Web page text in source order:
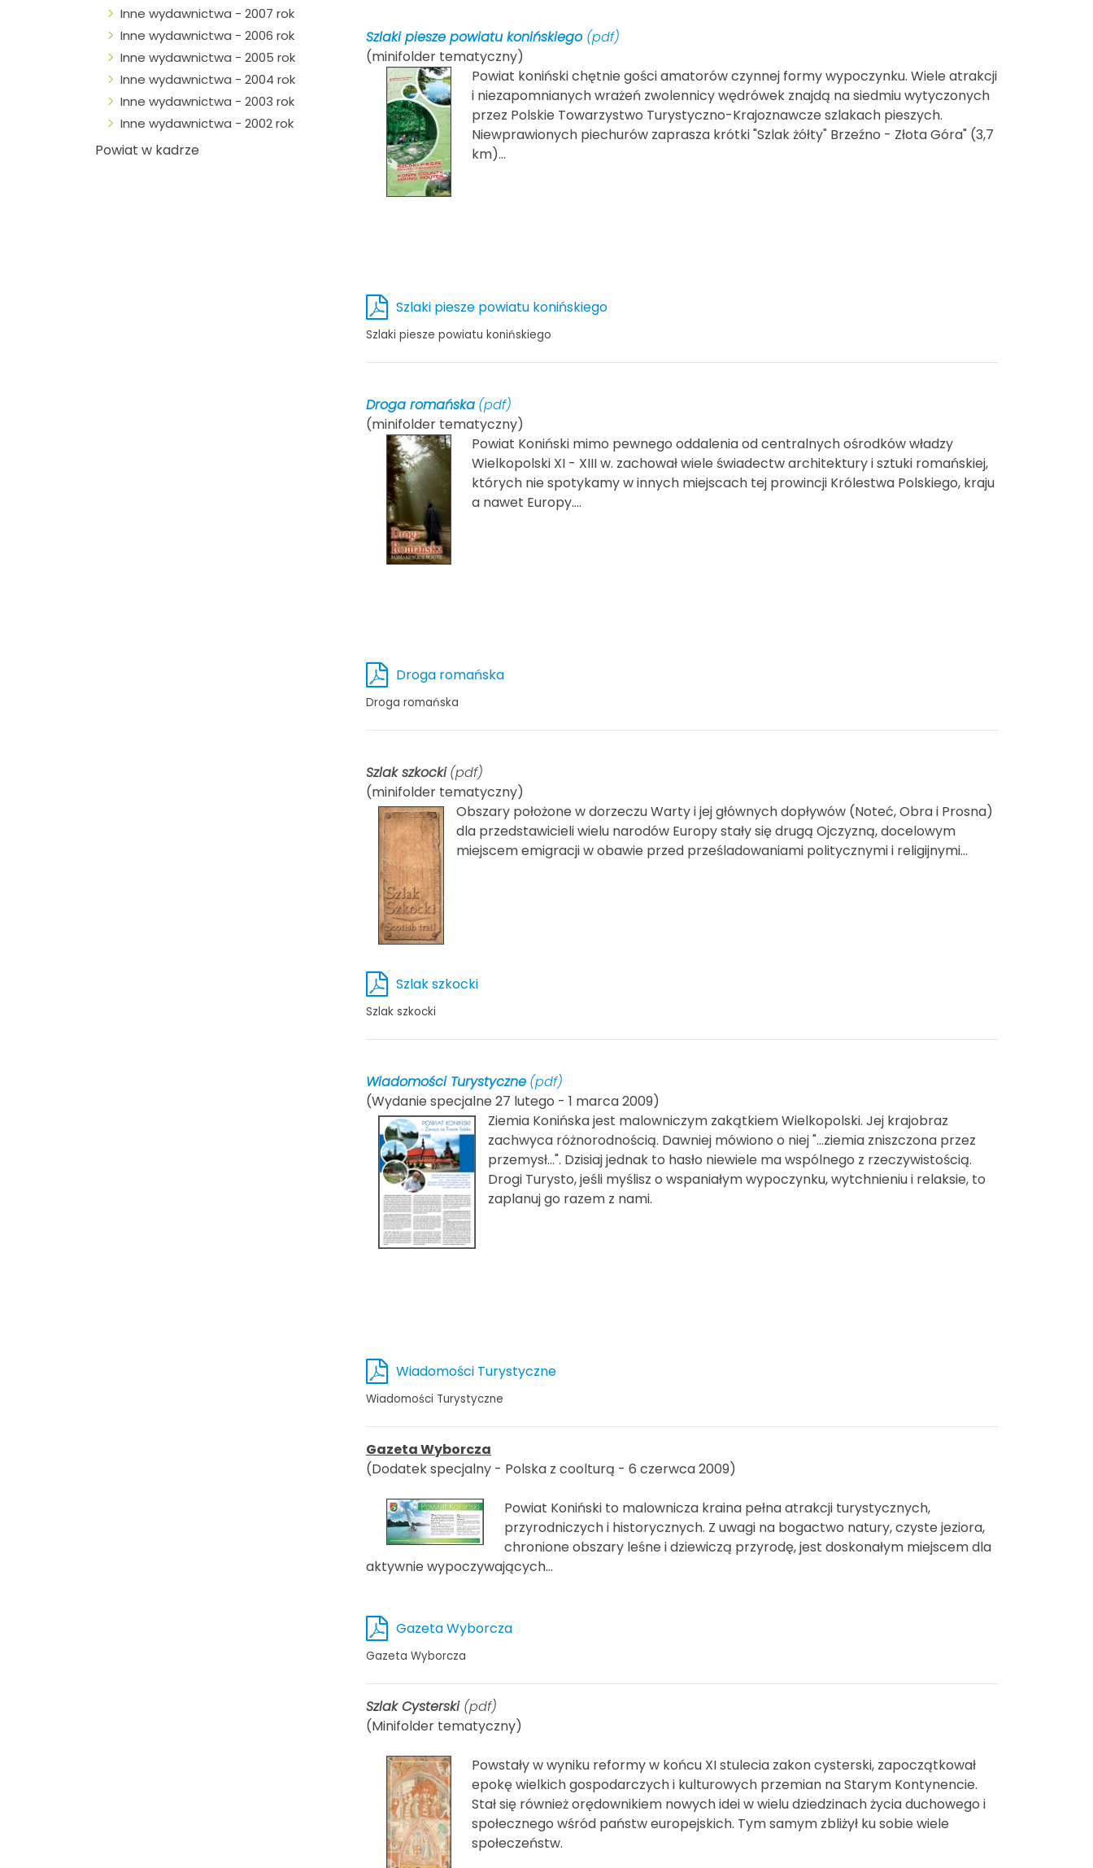
Inne wydawnictwa - 2007 rok
Inne wydawnictwa - 2006 rok
Inne wydawnictwa - 2005 rok
Inne wydawnictwa - 2004 rok
Inne wydawnictwa - 2003 rok
Inne wydawnictwa - 2002 rok
Powiat w kadrze
Szlaki piesze powiatu konińskiego(pdf)
(minifolder tematyczny)
Powiat koniński chętnie gości amatorów czynnej formy wypoczynku. Wiele atrakcji
i niezapomnianych wrażeń zwolennicy wędrówek znajdą na siedmiu wytyczonych
przez Polskie Towarzystwo Turystyczno-Krajoznawcze szlakach pieszych.
Niewprawionych piechurów zaprasza krótki "Szlak żółty" Brzeźno - Złota Góra" (3,7
km)...
Szlaki piesze powiatu konińskiego
Szlaki piesze powiatu konińskiego
Droga romańska (pdf)
(minifolder tematyczny)
Powiat Koniński mimo pewnego oddalenia od centralnych ośrodków władzy
Wielkopolski XI - XIII w. zachował wiele świadectw architektury i sztuki romańskiej,
których nie spotykamy w innych miejscach tej prowincji Królestwa Polskiego, kraju
a nawet Europy....
Droga romańska
Droga romańska
Szlak szkocki (pdf)
(minifolder tematyczny)
Obszary położone w dorzeczu Warty i jej głównych dopływów (Noteć, Obra i Prosna)
dla przedstawicieli wielu narodów Europy stały się drugą Ojczyzną, docelowym
miejscem emigracji w obawie przed prześladowaniami politycznymi i religijnymi...
Szlak szkocki
Szlak szkocki
Wiadomości Turystyczne (pdf)
(Wydanie specjalne 27 lutego - 1 marca 2009)
Ziemia Konińska jest malowniczym zakątkiem Wielkopolski. Jej krajobraz
zachwyca różnorodnością. Dawniej mówiono o niej "…ziemia zniszczona przez
przemysł…". Dzisiaj jednak to hasło niewiele ma wspólnego z rzeczywistością.
Drogi Turysto, jeśli myślisz o wspaniałym wypoczynku, wytchnieniu i relaksie, to
zaplanuj go razem z nami.
Wiadomości Turystyczne
Wiadomości Turystyczne
Gazeta Wyborcza
(Dodatek specjalny - Polska z coolturą - 6 czerwca 2009)
Powiat Koniński to malownicza kraina pełna atrakcji turystycznych,
przyrodniczych i historycznych. Z uwagi na bogactwo natury, czyste jeziora,
chronione obszary leśne i dziewiczą przyrodę, jest doskonałym miejscem dla
aktywnie wypoczywających...
Gazeta Wyborcza
Gazeta Wyborcza
Szlak Cysterski(pdf)
(Minifolder tematyczny)
Powstały w wyniku reformy w końcu XI stulecia zakon cysterski, zapoczątkował
epokę wielkich gospodarczych i kulturowych przemian na Starym Kontynencie.
Stał się również orędownikiem nowych idei w wielu dziedzinach życia duchowego i
społecznego wśród państw europejskich. Tym samym zbliżył ku sobie wiele
społeczeństw.